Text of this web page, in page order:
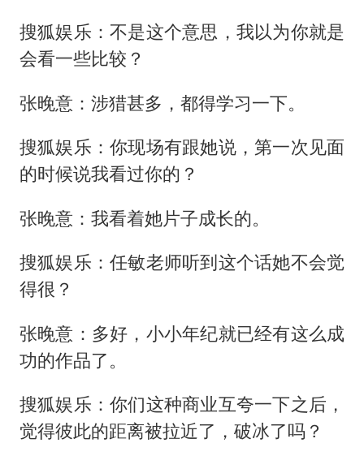
搜狐娱乐：不是这个意思，我以为你就是
会看一些比较？
张晚意：涉猎甚多，都得学习一下。
搜狐娱乐：你现场有跟她说，第一次见面
的时候说我看过你的？
张晚意：我看着她片子成长的。
搜狐娱乐：任敏老师听到这个话她不会觉
得很？
张晚意：多好，小小年纪就已经有这么成
功的作品了。
搜狐娱乐：你们这种商业互夸一下之后，
觉得彼此的距离被拉近了，破冰了吗？